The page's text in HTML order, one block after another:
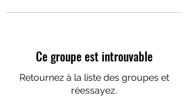
Ce groupe est introuvable
Retournez à la liste des groupes et
réessayez.